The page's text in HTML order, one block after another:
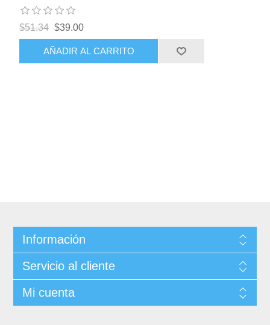
$51.34 $39.00
AÑADIR AL CARRITO
Información
Servicio al cliente
Mi cuenta